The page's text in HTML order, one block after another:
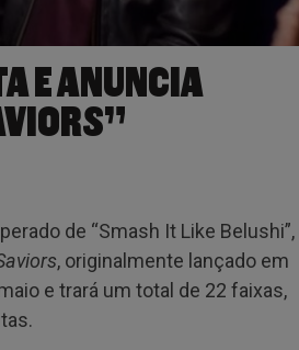
E ANUNCIA
de “Smash It Like Belushi”,
, originalmente lançado em
e trará um total de 22 faixas,